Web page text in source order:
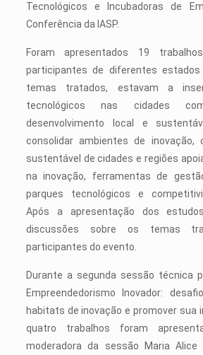
Tecnológicos e Incubadoras de
Conferência da IASP.
Foram apresentados 19
participantes de diferentes
temas tratados, estavam a
tecnológicos nas cidades
desenvolvimento local e
consolidar ambientes de inovação,
sustentável de cidades e regiões
na inovação, ferramentas de
parques tecnológicos e
Após a apresentação dos
discussões sobre os temas
participantes do evento.
Durante a segunda sessão técnica
Empreendedorismo Inovador:
habitats de inovação e promover sua
quatro trabalhos foram
moderadora da sessão Maria Alice